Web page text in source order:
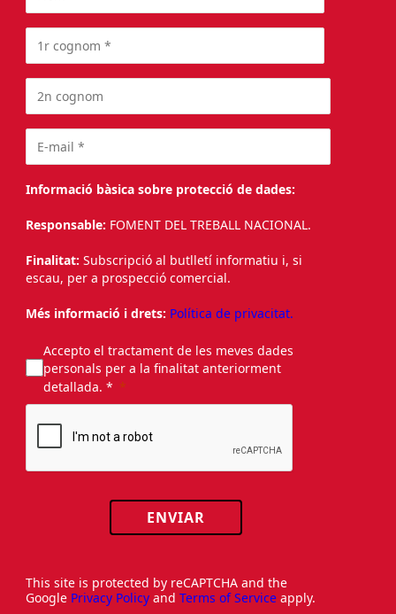
Informació bàsica sobre protecció de dades:
Responsable: FOMENT DEL TREBALL NACIONAL.
Finalitat: Subscripció al butlletí informatiu i, si
escau, per a prospecció comercial.
Més informació i drets: Política de privacitat.
Accepto el tractament de les meves dades
personals per a la finalitat anteriorment
detallada. *
ENVIAR
This site is protected by reCAPTCHA and the
Google Privacy Policy and Terms of Service apply.